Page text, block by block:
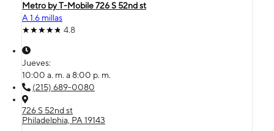
Metro by T-Mobile 726 S 52nd st
A 1.6 millas
4.8
Jueves:
10:00 a. m. a 8:00 p. m.
(215) 689-0080
726 S 52nd st
Philadelphia, PA 19143